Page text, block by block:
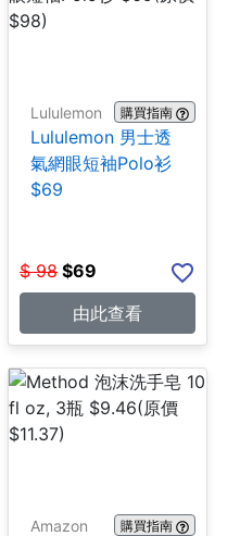
Lululemon 購買指南
Lululemon 男士透
氣網眼短袖Polo衫
$69
$ 98 $69
由此查看
Amazon 購買指南